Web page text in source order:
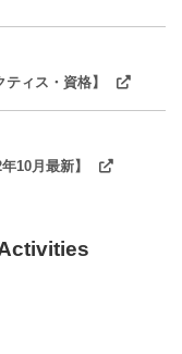
ィス・資格】
10月最新】